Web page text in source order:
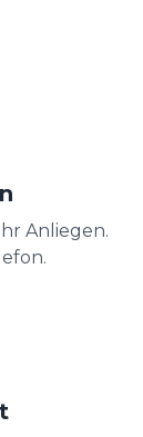
Anliegen.